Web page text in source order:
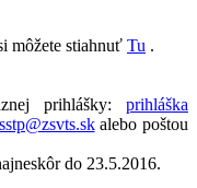
môžete stiahnuť Tu .
prihlášky: prihláška
sstp@zsvts.skalebo poštou
do 23.5.2016.